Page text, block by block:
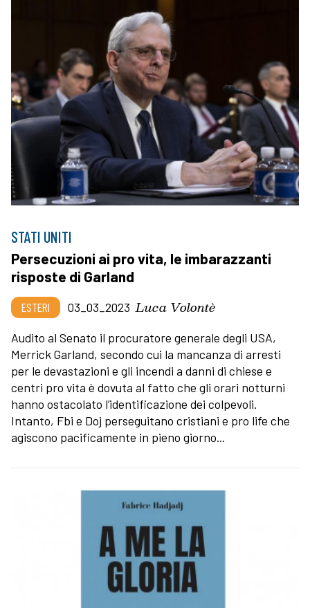
STATI UNITI
Persecuzioni ai pro vita, le imbarazzanti
risposte di Garland
ESTERI 03_03_2023 Luca Volontè
Audito al Senato il procuratore generale degli USA,
Merrick Garland, secondo cui la mancanza di arresti
per le devastazioni e gli incendi a danni di chiese e
centri pro vita è dovuta al fatto che gli orari notturni
hanno ostacolato l’identificazione dei colpevoli.
Intanto, Fbi e Doj perseguitano cristiani e pro life che
agiscono pacificamente in pieno giorno...